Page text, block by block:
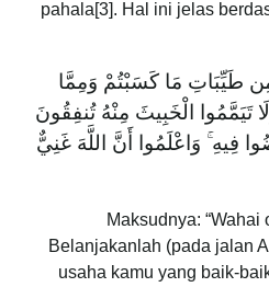
pahala[3]. Hal ini jelas
مِن طَيِّبَاتِ مَا كَسَبْتُمْ وَمِمَّا
تَيَمَّمُوا الْخَبِيثَ مِنْهُ تُنفِقُونَ
فِيهِ ۚ وَاعْلَمُوا أَنَّ اللَّهَ غَنِيٌّ
Maksudnya:
Belanjakanlah (pada jalan
usaha kamu yang baik-